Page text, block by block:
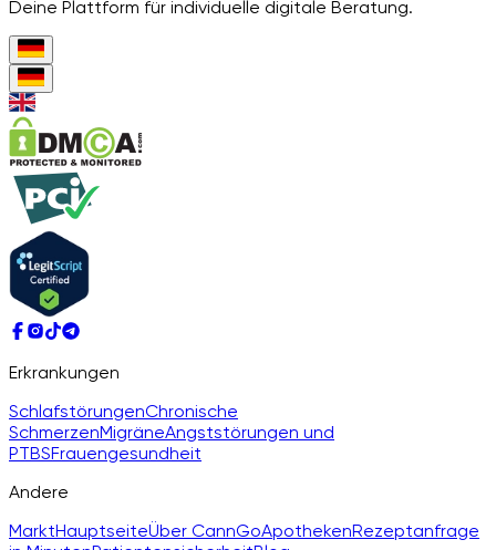
Deine Plattform für individuelle digitale Beratung.
Erkrankungen
SchlafstörungenChronische
SchmerzenMigräneAngststörungen und
PTBSFrauengesundheit
Andere
MarktHauptseiteÜber CannGoApothekenRezeptanfrage